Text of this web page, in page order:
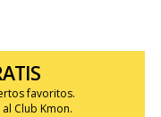
favoritos.
Club Kmon.